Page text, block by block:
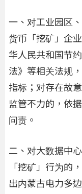
一、对工业园区
货币「挖矿」企
华人民共和国节
法》等相关法规
指标；对存在故
监管不力的，依
问责。
二、对大数据中
「挖矿」行为的
出内蒙古电力多